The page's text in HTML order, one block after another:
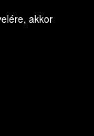
akkor